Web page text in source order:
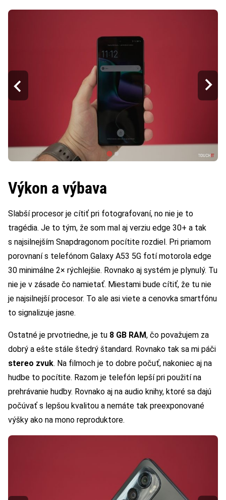
Výkon a výbava
Slabší procesor je cítiť pri fotografovaní, no nie je to
tragédia. Je to tým, že som mal aj verziu edge 30+ a tak
s najsilnejším Snapdragonom pocítite rozdiel. Pri priamom
porovnaní s telefónom Galaxy A53 5G fotí motorola edge
30 minimálne 2× rýchlejšie. Rovnako aj systém je plynulý. Tu
nie je v zásade čo namietať. Miestami bude cítiť, že tu nie
je najsilnejší procesor. To ale asi viete a cenovka smartfónu
to signalizuje jasne.
Ostatné je prvotriedne, je tu 8 GB RAM, čo považujem za
dobrý a ešte stále štedrý štandard. Rovnako tak sa mi páči
stereo zvuk. Na filmoch je to dobre počuť, nakoniec aj na
hudbe to pocítite. Razom je telefón lepší pri použití na
prehrávanie hudby. Rovnako aj na audio knihy, ktoré sa dajú
počúvať s lepšou kvalitou a nemáte tak preexponované
výšky ako na mono reproduktore.